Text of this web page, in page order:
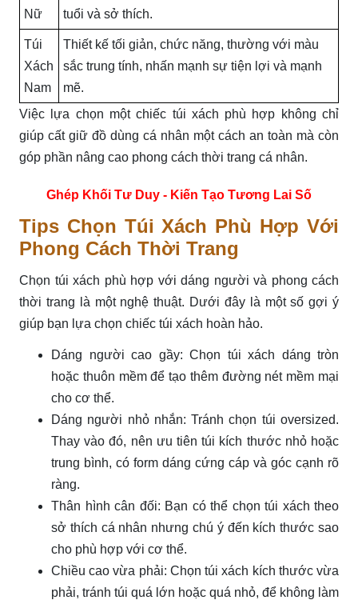
Nữ
tuổi và sở thích.
Túi
Xách
Nam
Thiết kế tối giản, chức năng, thường với màu
sắc trung tính, nhấn mạnh sự tiện lợi và mạnh
mẽ.
Việc lựa chọn một chiếc túi xách phù hợp không chỉ
giúp cất giữ đồ dùng cá nhân một cách an toàn mà còn
góp phần nâng cao phong cách thời trang cá nhân.
Ghép Khối Tư Duy - Kiến Tạo Tương Lai Số
Tips Chọn Túi Xách Phù Hợp Với
Phong Cách Thời Trang
Chọn túi xách phù hợp với dáng người và phong cách
thời trang là một nghệ thuật. Dưới đây là một số gợi ý
giúp bạn lựa chọn chiếc túi xách hoàn hảo.
Dáng người cao gầy: Chọn túi xách dáng tròn
hoặc thuôn mềm để tạo thêm đường nét mềm mại
cho cơ thể.
Dáng người nhỏ nhắn: Tránh chọn túi oversized.
Thay vào đó, nên ưu tiên túi kích thước nhỏ hoặc
trung bình, có form dáng cứng cáp và góc cạnh rõ
ràng.
Thân hình cân đối: Bạn có thể chọn túi xách theo
sở thích cá nhân nhưng chú ý đến kích thước sao
cho phù hợp với cơ thể.
Chiều cao vừa phải: Chọn túi xách kích thước vừa
phải, tránh túi quá lớn hoặc quá nhỏ, để không làm